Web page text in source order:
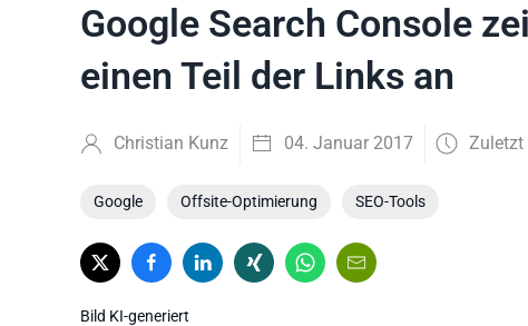
Google Search Console
einen Teil der Links an
Christian Kunz 04. Januar 2017 Zuletzt
Google Offsite-Optimierung SEO-Tools
Bild KI-generiert